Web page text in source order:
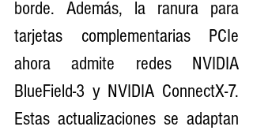
borde. Además, la ranura para
tarjetas complementarias PCIe
ahora admite redes NVIDIA
BlueField-3 y NVIDIA ConnectX-7.
Estas actualizaciones se adaptan